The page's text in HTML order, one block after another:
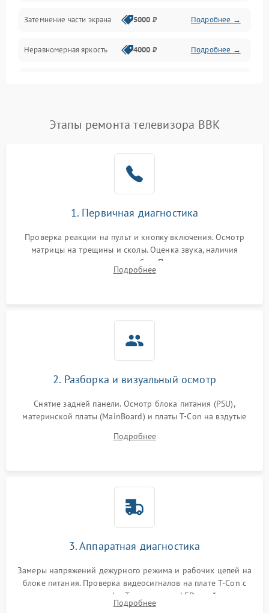
Механические повреждения
Программное обеспечение
Сеть и подключения
Затемнение части экрана 5000 ₽ Подробнее →
Неравномерная яркость 4000 ₽ Подробнее →
Этапы ремонта телевизора BBK
1. Первичная диагностика
Проверка реакции на пульт и кнопку включения. Осмотр
матрицы на трещины и сколы. Оценка звука, наличия
подсветки и индикаторов ошибок. Подключение тестовых
источников сигнала для выявления симптомов поломки.
Подробнее
2. Разборка и визуальный осмотр
Снятие задней панели. Осмотр блока питания (PSU),
материнской платы (MainBoard) и платы T-Con на вздутые
Проверка надежности фиксации и целостности шлейфов.
Подробнее
3. Аппаратная диагностика
Замеры напряжений дежурного режима и рабочих цепей на
блоке питания. Проверка видеосигналов на плате T-Con с
помощью осциллографа. Тестирование LED-драйвера и
светодиодных планок подсветки мультиметром.
Подробнее